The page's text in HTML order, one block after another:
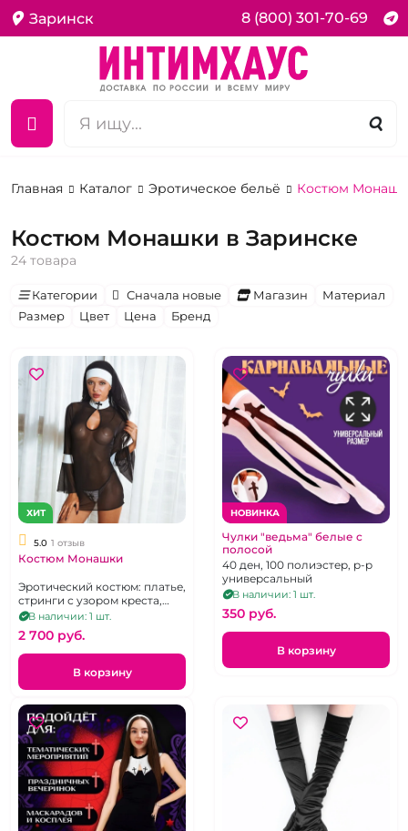
Заринск 8 (800) 301-70-69
Главная Каталог Эротическое бельё Костюм
Костюм Монашки в Заринске
24 товара
Категории Сначала новые Магазин
Материал
Размер
Цвет Цена Бренд
ХИТ
5.0 1 отзыв
Костюм Монашки
Эротический костюм: платье,
стринги с узором креста,
головной убор.
В наличии: 1 шт.
2 700 pуб.
В корзину
НОВИНКА
Чулки "ведьма" белые с
полосой
40 ден, 100 полиэстер, р-р
универсальный
В наличии: 1 шт.
350 pуб.
В корзину